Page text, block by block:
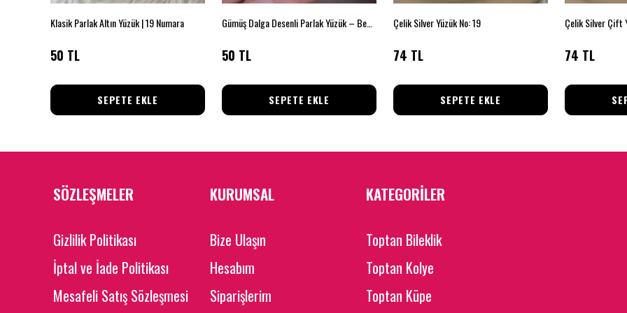
Klasik Parlak Altın Yüzük | 19 Numara
50 TL
SEPETE EKLE
50 TL
SEPETE EKLE
Çelik Silver Yüzük No: 19
74 TL
SEPETE EKLE
Çelik Silver Çift
74 TL
SÖZLEŞMELER
Gizlilik Politikası
İptal ve İade Politikası
Mesafeli Satış Sözleşmesi
KURUMSAL
Bize Ulaşın
Hesabım
Siparişlerim
KATEGORİLER
Toptan Bileklik
Toptan Kolye
Toptan Küpe